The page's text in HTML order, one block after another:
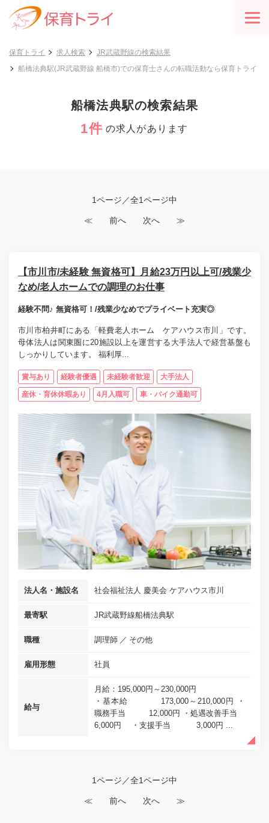
保育トライ 求人検索
JR武蔵野線の検索結果
船橋法典駅(JR武蔵野線 船橋市)での保育士さんの転職活動なら保育トライ
船橋法典駅の検索結果
1件 の求人があります
1ページ／全1ページ中
≪ 前へ 次へ ≫
【市川市/未経験 無資格可】月給23万円以上可/残業少
なめ/老人ホームでの調理のお仕事
経験不問♪ 無資格可！/残業少なめでプライベート充実◎
市川市柏井町にある「軽費老人ホーム ケアハウス市川」です。
母体法人は関東圏に20施設以上を運営する大手法人で経営基盤も
しっかりしています。 福利厚...
賞与あり 経験者優遇 未経験者歓迎 大手法人
産休・育休休暇あり 4月入職可 車・バイク通勤可
法人名・施設名 社会福祉法人 慶美会 ケアハウス市川
最寄駅 JR武蔵野線船橋法典駅
職種 調理師 その他
雇用形態 社員
給与
月給：195,000円～230,000円
・基本給 173,000～210,000円 ・
職務手当 12,000円 ・処遇改善手当
6,000円 ・支援手当 3,000円 ...
1ページ／全1ページ中
≪ 前へ 次へ ≫